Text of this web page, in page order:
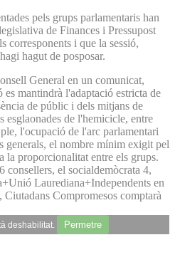
pels grups parlamentaris han
de Finances i Pressupost
corresponents i que la sessió,
hagut de posposar.
General en un comunicat,
es mantindrà l'adaptació estricta de
de públic i dels mitjans de
esglaonades de l'hemicicle, entre
l'ocupació de l'arc parlamentari
generals, el nombre mínim exigit pel
la proporcionalitat entre els grups.
el socialdemòcrata 4,
Laurediana+Independents en
Compromesos comptarà
deshabilitat. Permetre